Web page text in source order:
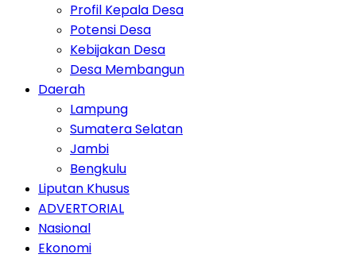
Profil Kepala Desa
Potensi Desa
Kebijakan Desa
Desa Membangun
Daerah
Lampung
Sumatera Selatan
Jambi
Bengkulu
Liputan Khusus
ADVERTORIAL
Nasional
Ekonomi